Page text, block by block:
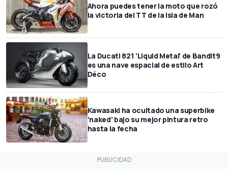
Ahora puedes tener la moto que rozó
la victoria del TT de la Isla de Man
La Ducati 821 'Liquid Metal' de Bandit9
es una nave espacial de estilo Art
Déco
Kawasaki ha ocultado una superbike
'naked' bajo su mejor pintura retro
hasta la fecha